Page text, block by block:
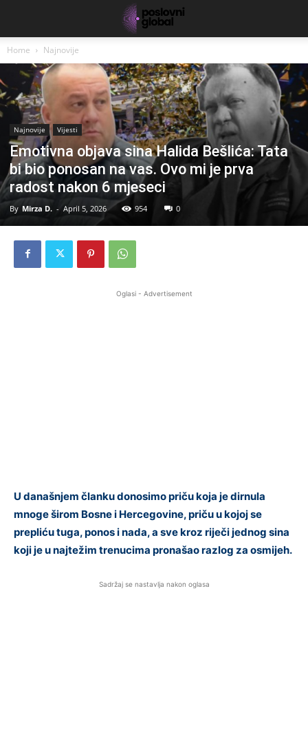
Home Najnovije
Najnovije Vijesti
Emotivna objava sina Halida Bešlića: Tata
bi bio ponosan na vas. Ovo mi je prva
radost nakon 6 mjeseci
By Mirza D. - April 5, 2026 954 0
Oglasi - Advertisement
U današnjem članku donosimo priču koja je dirnula
mnoge širom Bosne i Hercegovine, priču u kojoj se
prepliću tuga, ponos i nada, a sve kroz riječi jednog sina
koji je u najtežim trenucima pronašao razlog za osmijeh.
Sadržaj se nastavlja nakon oglasa